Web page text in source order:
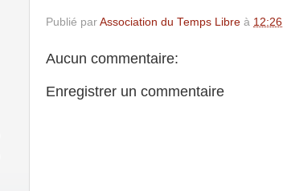
Publié par Association du Temps Libre à 12:26
Aucun commentaire:
Enregistrer un commentaire